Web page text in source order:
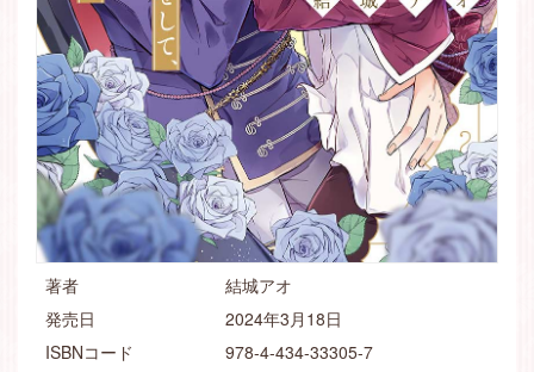
著者
結城アオ
発売日
2024年3月18日
ISBNコード
978-4-434-33305-7